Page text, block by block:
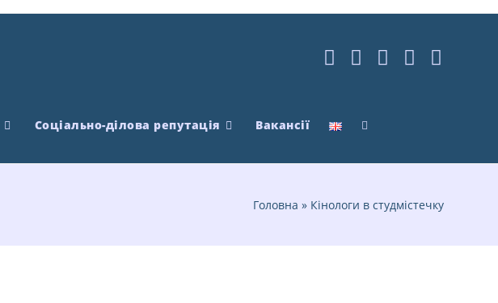
Соціально-ділова репутація Вакансії
Головна » Кінологи в студмістечку